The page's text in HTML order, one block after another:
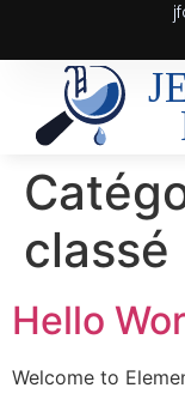
classé
Hello
Welcome to